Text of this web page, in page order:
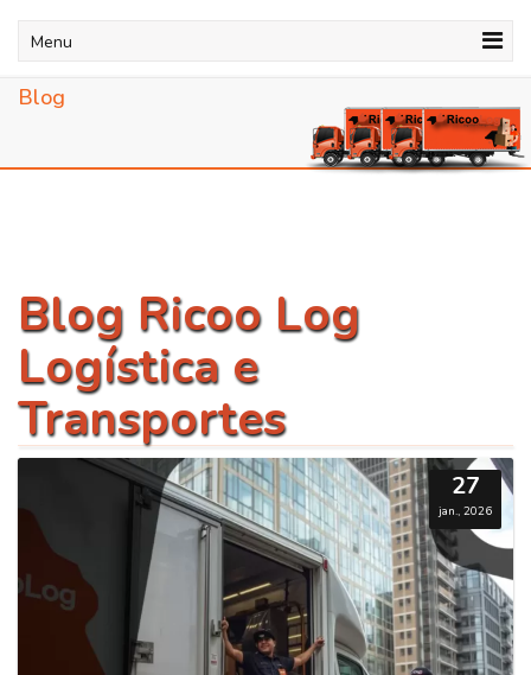
Menu
Blog
Blog Ricoo Log
Logística e
Transportes
27
jan., 2026